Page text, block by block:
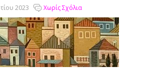
2023 Χωρίς Σχόλια